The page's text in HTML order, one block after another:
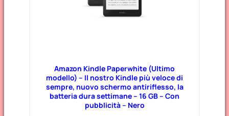
Amazon Kindle Paperwhite (Ultimo
modello) – Il nostro Kindle più veloce di
sempre, nuovo schermo antiriflesso, la
batteria dura settimane – 16 GB – Con
pubblicità – Nero